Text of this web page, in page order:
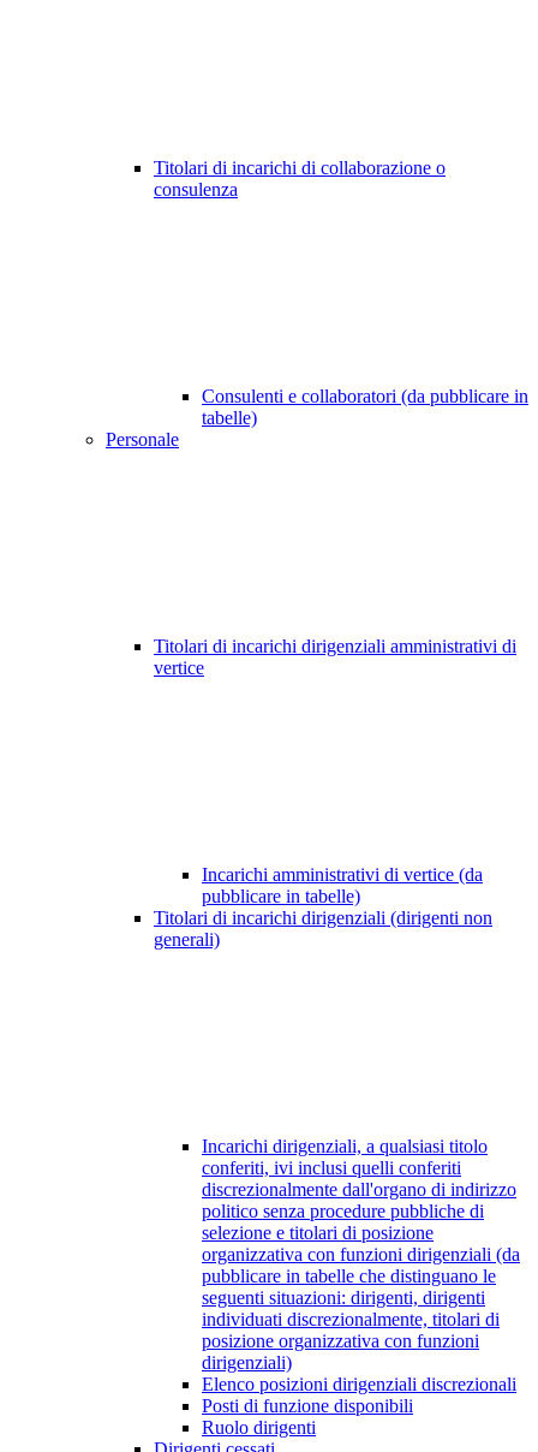
Titolari di incarichi di collaborazione o
consulenza
Consulenti e collaboratori (da pubblicare in
tabelle)
Personale
Titolari di incarichi dirigenziali amministrativi di
vertice
Incarichi amministrativi di vertice (da
pubblicare in tabelle)
Titolari di incarichi dirigenziali (dirigenti non
generali)
Incarichi dirigenziali, a qualsiasi titolo
conferiti, ivi inclusi quelli conferiti
discrezionalmente dall'organo di indirizzo
politico senza procedure pubbliche di
selezione e titolari di posizione
organizzativa con funzioni dirigenziali (da
pubblicare in tabelle che distinguano le
seguenti situazioni: dirigenti, dirigenti
individuati discrezionalmente, titolari di
posizione organizzativa con funzioni
dirigenziali)
Elenco posizioni dirigenziali discrezionali
Posti di funzione disponibili
Ruolo dirigenti